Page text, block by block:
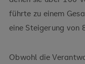
führte zu einem
eine Steigerung von
Obwohl die